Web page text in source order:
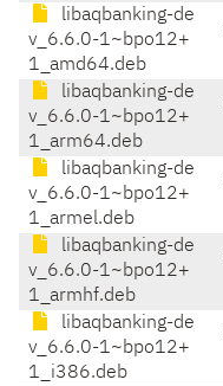
libaqbanking-de
v_6.6.0-1~bpo12+
1_amd64.deb
libaqbanking-de
v_6.6.0-1~bpo12+
1_arm64.deb
libaqbanking-de
v_6.6.0-1~bpo12+
1_armel.deb
libaqbanking-de
v_6.6.0-1~bpo12+
1_armhf.deb
libaqbanking-de
v_6.6.0-1~bpo12+
1_i386.deb